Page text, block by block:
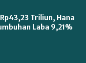
Triliun, Hana
Laba 9,21%